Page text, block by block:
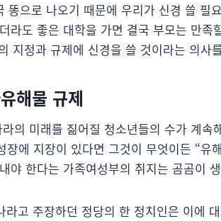
똥으로 나오기 때문에 우리가 신경 쓸 필
라도 좋은 대학을 가면 결국 부모는 만족
지정과 규제에 신경을 쓸 것이라는 의사
해물 규제
의 미래를 짊어질 청소년들의 수가 계속
에 지장이 있다면 그것이 무엇이든 “유
야 한다는 가족여성부의 취지는 곰곰이
고 주장하던 정당의 한 정치인은 이에